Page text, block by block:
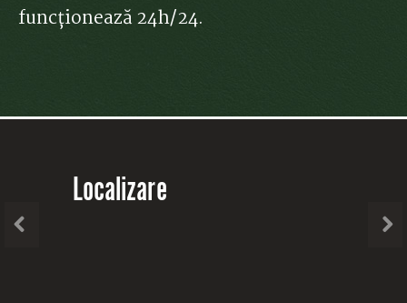
funcționează 24h/24.
Localizare